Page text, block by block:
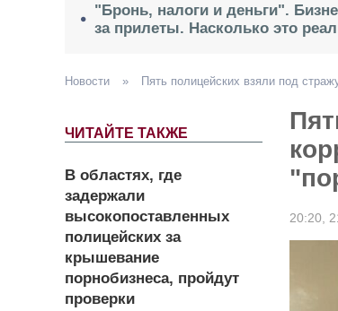
"Бронь, налоги и деньги".
за прилеты. Насколько это
Новости » Пять полицейских взяли под
ЧИТАЙТЕ ТАКЖЕ
В областях, где
задержали
высокопоставленных
полицейских за
крышевание
порнобизнеса, пройдут
проверки
20:20,